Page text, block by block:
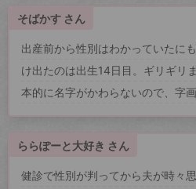
そばかす さん
出産前から性別はわかっていたに
け出たのは出生14日目。ギリギリ
本的に名字がかわらないので、字
ららぽーと大好き さん
健診で性別が判ってから夫が時々